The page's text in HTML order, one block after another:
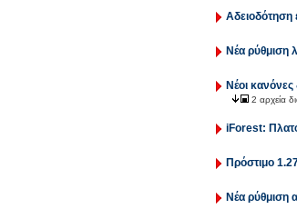
Αδειοδότηση
Νέα ρύθμιση
Νέοι
2 αρχεία
iForest:
Πρόστιμο
Νέα ρύθμιση